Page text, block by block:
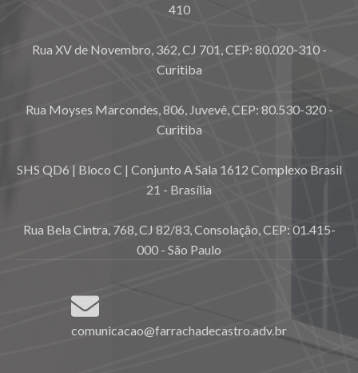
410
Rua XV de Novembro, 362, CJ 701, CEP: 80.020-310 -
Curitiba
Rua Moyses Marcondes, 806, Juvevê, CEP: 80.530-320 -
Curitiba
SHS QD6 | Bloco C | Conjunto A Sala 1612 Complexo Brasil
21 - Brasília
Rua Bela Cintra, 768, CJ 82/83, Consolação, CEP: 01.415-
000 - São Paulo
comunicacao@farrachadecastro.adv.br